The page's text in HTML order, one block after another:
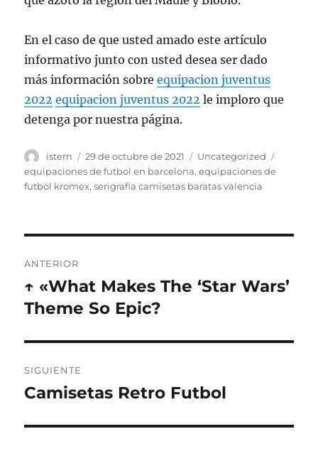
En el caso de que usted amado este artículo
informativo junto con usted desea ser dado
más información sobreequipacion juventus
2022 equipacion juventus 2022 le imploro que
detenga por nuestra página.
Autor
istern
Publicado
el
29 de octubre de 2021 Categorías
Uncategorized
equipaciones de futbol en barcelona,equipaciones de
futbol kromex,serigrafia camisetas baratas valencia
de
entradas
ANTERIOR
Entrada
anterior:
↑ «What Makes The ‘Star Wars’
Theme So Epic?
SIGUIENTE
Entrada
Camisetas Retro Futbol